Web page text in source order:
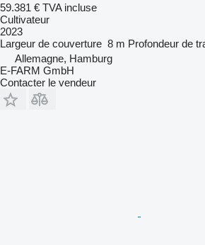
59.381 € TVA incluse
Cultivateur
2023
Largeur de couverture 8 m Profondeur de
Allemagne, Hamburg
E-FARM GmbH
Contacter le vendeur